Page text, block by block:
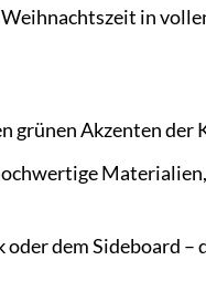
in
grünen Akzenten
oder dem Sideboard